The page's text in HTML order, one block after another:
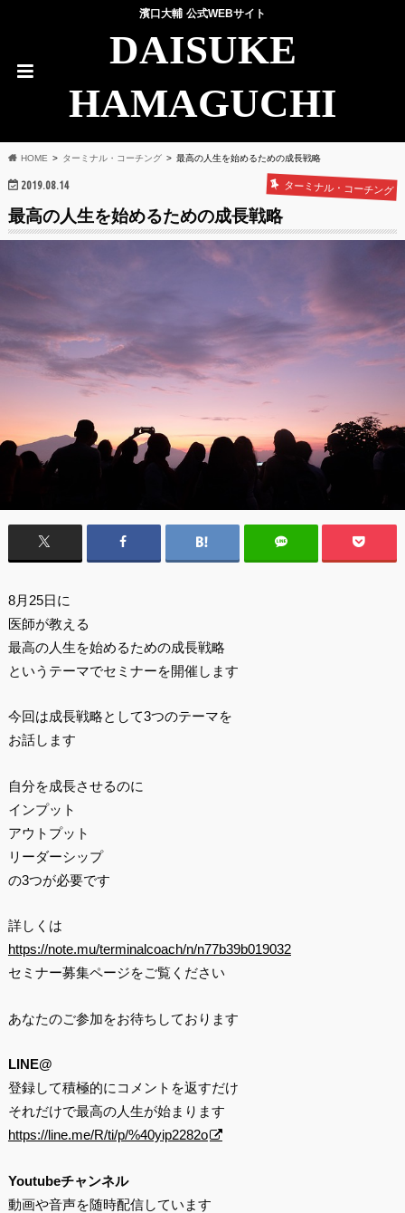
濱口大輔 公式WEBサイト
DAISUKE
HAMAGUCHI
HOME ターミナル・コーチング 最高の人生を始めるための成長戦略
2019.08.14 ターミナル・コーチング
最高の人生を始めるための成長戦略
8月25日に
医師が教える
最高の人生を始めるための成長戦略
というテーマでセミナーを開催します
今回は成長戦略として3つのテーマを
お話します
自分を成長させるのに
インプット
アウトプット
リーダーシップ
の3つが必要です
詳しくは
https://note.mu/terminalcoach/n/n77b39b019032
セミナー募集ページをご覧ください
あなたのご参加をお待ちしております
LINE@
登録して積極的にコメントを返すだけ
それだけで最高の人生が始まります
https://line.me/R/ti/p/%40yip2282o
Youtubeチャンネル
動画や音声を随時配信しています